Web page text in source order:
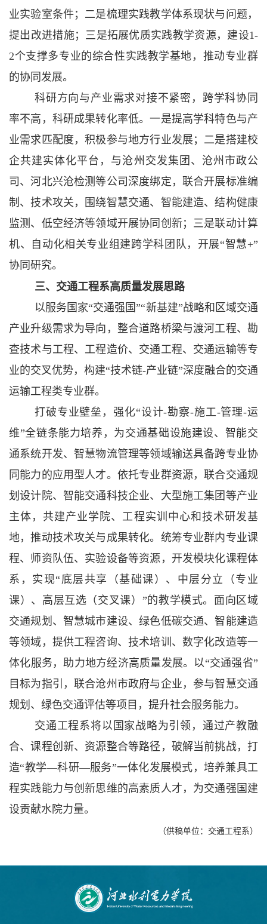
业实验室条件； 二是梳理实践教学体系现状与问题，
提出改进措施；三是拓展优质实践教学资源，建设1-
2个支撑多专业的综合性实践教学基地，推动专业群
的协同发展。
科研方向与产业需求对接不紧密，跨学科协同
率不高，科研成果转化率低。一是提高学科特色与产
业需求匹配度，积极参与地方行业发展；二是搭建校
企共建实体化平台，与沧州交发集团、沧州市政公
司、河北兴沧检测等公司深度绑定，联合开展标准编
制、技术攻关，围绕智慧交通、智能建造、结构健康
监测、低空经济等领域开展协同创新；三是联动计算
机、自动化相关专业组建跨学科团队，开展“智慧+”
协同研究。
三、交通工程系高质量发展思路
以服务国家“交通强国”“新基建”战略和区域交通
产业升级需求为导向，整合道路桥梁与渡河工程、勘
查技术与工程、工程造价、交通工程、交通运输等专
业的交叉优势，构建“技术链-产业链”深度融合的交通
运输工程类专业群。
打破专业壁垒，强化“设计-勘察-施工-管理-运
维”全链条能力培养，为交通基础设施建设、智能交
通系统开发、智慧物流管理等领域输送具备跨专业协
同能力的应用型人才。依托专业群资源，联合交通规
划设计院、智能交通科技企业、大型施工集团等产业
主体，共建产业学院、工程实训中心和技术研发基
地，推动技术攻关与成果转化。统筹专业群内专业课
程、师资队伍、实验设备等资源，开发模块化课程体
系，实现“底层共享（基础课）、中层分立（专业
课）、高层互选（交叉课）”的教学模式。面向区域
交通规划、智慧城市建设、绿色低碳交通、智能建造
等领域，提供工程咨询、技术培训、数字化改造等一
体化服务，助力地方经济高质量发展。以“交通强省”
目标为指引，联合沧州市政府与企业，参与智慧交通
规划、绿色交通评估等项目，提升社会服务能力。
交通工程系将以国家战略为引领，通过产教融
合、课程创新、资源整合等路径，破解当前挑战，打
造“教学—科研—服务”一体化发展模式，培养兼具工
程实践能力与创新思维的高素质人才，为交通强国建
设贡献水院力量。
（供稿单位：交通工程系）